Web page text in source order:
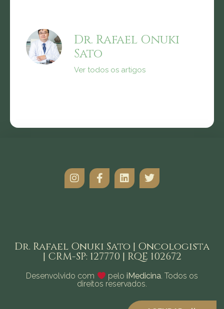
Dr. Rafael Onuki
Sato
Ver todos os artigos
Dr. Rafael Onuki Sato | Oncologista
| CRM-SP: 127770 | RQE 102672
Desenvolvido com pelo iMedicina. Todos os
direitos reservados.